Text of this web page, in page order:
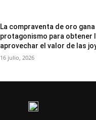
La compraventa de oro gana
protagonismo para obtener
aprovechar el valor de las
16 julio, 2026